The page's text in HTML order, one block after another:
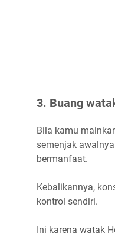
3. Buang
Bila kamu
semenjak
bermanfaat.
Kebalikannya,
kontrol sendiri.
Ini karena watak